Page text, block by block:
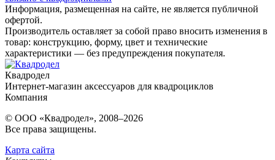
Информация, размещенная на сайте, не является публичной
офертой.
Производитель оставляет за собой право вносить изменения в
товар: конструкцию, форму, цвет и технические
характеристики — без предупреждения покупателя.
Квадродел
Интернет-магазин аксессуаров для квадроциклов
Компания
© ООО «Квадродел», 2008–2026
Все права защищены.
Карта сайта